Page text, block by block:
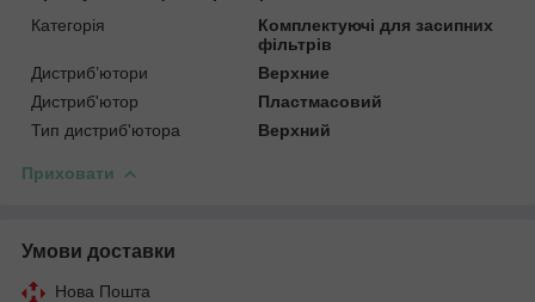
Категорія
Комплектуючі для засипних
фільтрів
Дистриб’ютори
Верхние
Дистриб'ютор
Пластмасовий
Тип дистриб'ютора
Верхний
Приховати
Умови доставки
Нова Пошта